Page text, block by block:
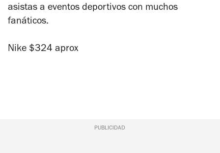
asistas a eventos deportivos con muchos
fanáticos.
Nike $324 aprox
PUBLICIDAD